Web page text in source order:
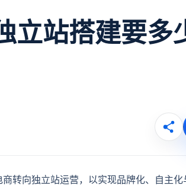
立站搭建要多
转向独立站运营，以实现品牌化、自主